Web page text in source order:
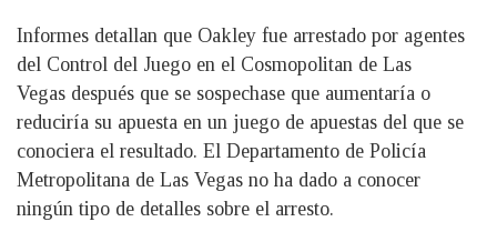
Informes detallan que Oakley fue arrestado por agentes
del Control del Juego en el Cosmopolitan de Las
Vegas después que se sospechase que aumentaría o
reduciría su apuesta en un juego de apuestas del que se
conociera el resultado. El Departamento de Policía
Metropolitana de Las Vegas no ha dado a conocer
ningún tipo de detalles sobre el arresto.